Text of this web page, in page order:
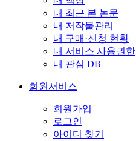
내 최근 본 논문
내 저작물관리
내 구매·신청 현황
내 서비스 사용권한
내 관심 DB
회원서비스
회원가입
로그인
아이디 찾기